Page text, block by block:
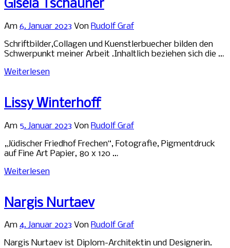
Gisela Tschauner
Am 6. Januar 2023 Von Rudolf Graf
Schriftbilder,Collagen und Kuenstlerbuecher bilden den
Schwerpunkt meiner Arbeit .Inhaltlich beziehen sich die …
Weiterlesen
Lissy Winterhoff
Am 5. Januar 2023 Von Rudolf Graf
„Jüdischer Friedhof Frechen“, Fotografie, Pigmentdruck
auf Fine Art Papier, 80 x 120 …
Weiterlesen
Nargis Nurtaev
Am 4. Januar 2023 Von Rudolf Graf
Nargis Nurtaev ist Diplom-Architektin und Designerin.